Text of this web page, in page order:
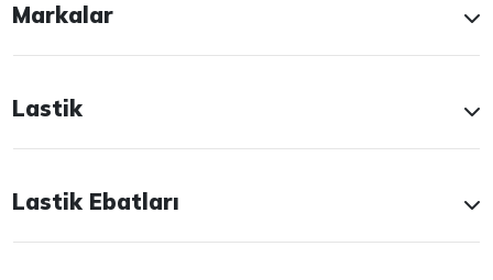
Markalar
Lastik
Lastik Ebatları